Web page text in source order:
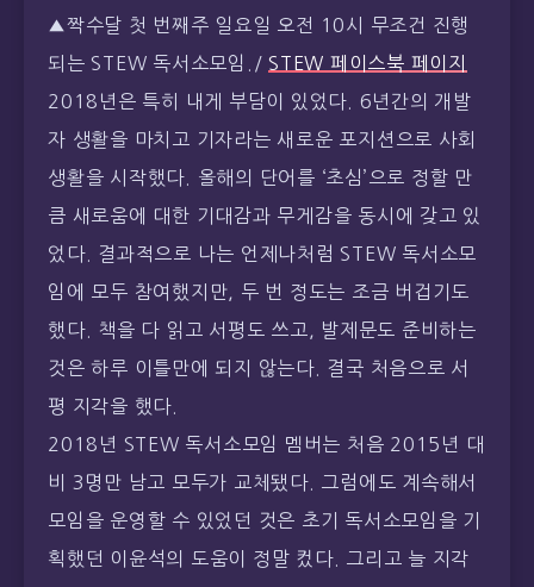
자 생활을 마치고 기자라는 새로운 포지션으로 사회
생활을 시작했다. 올해의 단어를 ‘초심’으로 정할 만
큼 새로움에 대한 기대감과 무게감을 동시에 갖고 있
었다. 결과적으로 나는 언제나처럼 STEW 독서소모
임에 모두 참여했지만, 두 번 정도는 조금 버겁기도
했다. 책을 다 읽고 서평도 쓰고, 발제문도 준비하는
것은 하루 이틀만에 되지 않는다. 결국 처음으로 서
평 지각을 했다.
2018년 STEW 독서소모임 멤버는 처음 2015년 대
비 3명만 남고 모두가 교체됐다. 그럼에도 계속해서
모임을 운영할 수 있었던 것은 초기 독서소모임을 기
획했던 이윤석의 도움이 정말 컸다. 그리고 늘 지각
하고, 서평을 안쓰지만 4년만에 처음으로 발제자 역
할을 맡아 준 내 친구 김지용에게도 고마움을 표한
다.